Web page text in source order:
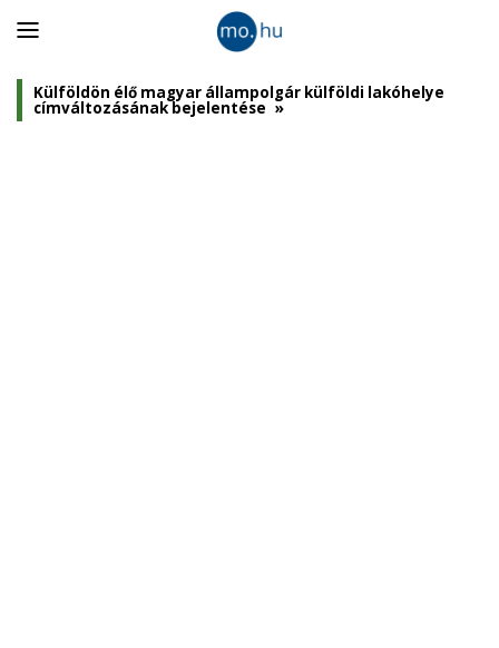
Panel
nyitása
Külföldön élő magyar állampolgár külföldi lakóhelye
címváltozásának bejelentése »